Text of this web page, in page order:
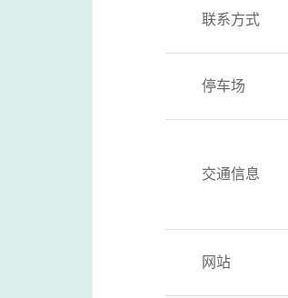
联系方式
停车场
交通信息
网站